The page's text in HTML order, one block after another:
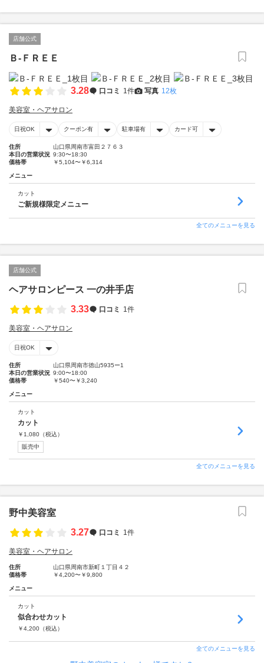
店舗公式
Ｂ‐ＦＲＥＥ
3.28 口コミ 1件 写真 12枚
美容室・ヘアサロン
日祝OK クーポン有 駐車場有 カード可
住所
山口県周南市富田２７６３
本日の営業状況 9:30〜18:30
価格帯
￥5,104〜￥6,314
メニュー
カット
ご新規様限定メニュー
全てのメニューを見る
店舗公式
ヘアサロンピース 一の井手店
3.33
口コミ 1件
美容室・ヘアサロン
日祝OK
住所
山口県周南市徳山5935ー1
本日の営業状況 9:00〜18:00
価格帯
￥540〜￥3,240
メニュー
カット
カット
￥ 1,080 （税込）
販売中
全てのメニューを見る
野中美容室
3.27
口コミ 1件
美容室・ヘアサロン
住所
山口県周南市新町１丁目４２
価格帯
￥4,200〜￥9,800
メニュー
カット
似合わせカット
￥4,200 （税込）
全てのメニューを見る